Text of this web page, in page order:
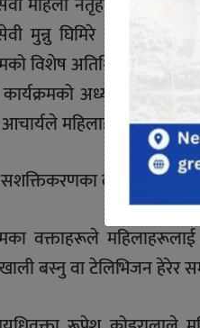
मुन्नु घिमिरे , सोभा
विशेष अतिथिका रूपमा
अध्यक्षता हलेसी
महिलाहरूलाई बेहुली
सशक्तिकरणका लागि
वक्ताहरूले
बस्नु वा टेलिभिजन हेरेर